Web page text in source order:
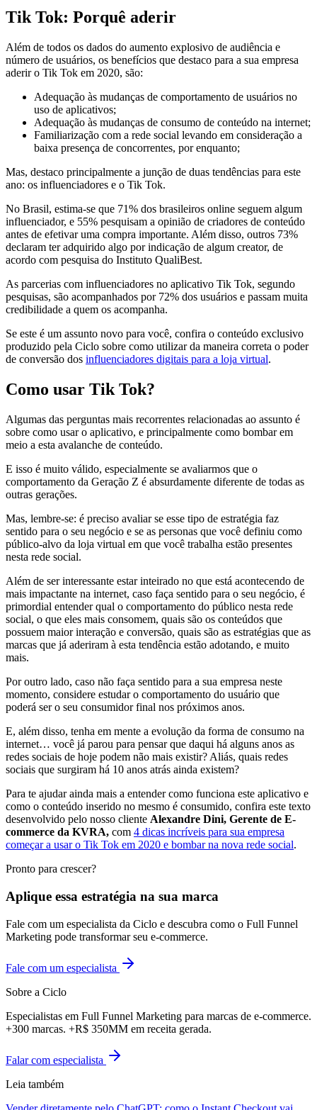
Tik Tok: Porquê aderir
Além de todos os dados do aumento explosivo de audiência e
número de usuários, os benefícios que destaco para a sua empresa
aderir o Tik Tok em 2020, são:
Adequação às mudanças de comportamento de usuários no
uso de aplicativos;
Adequação às mudanças de consumo de conteúdo na internet;
Familiarização com a rede social levando em consideração a
baixa presença de concorrentes, por enquanto;
Mas, destaco principalmente a junção de duas tendências para este
ano: os influenciadores e o Tik Tok.
No Brasil, estima-se que 71% dos brasileiros online seguem algum
influenciador, e 55% pesquisam a opinião de criadores de conteúdo
antes de efetivar uma compra importante. Além disso, outros 73%
declaram ter adquirido algo por indicação de algum creator, de
acordo com pesquisa do Instituto QualiBest.
As parcerias com influenciadores no aplicativo Tik Tok, segundo
pesquisas, são acompanhados por 72% dos usuários e passam muita
credibilidade a quem os acompanha.
Se este é um assunto novo para você, confira o conteúdo exclusivo
produzido pela Ciclo sobre como utilizar da maneira correta o poder
de conversão dos influenciadores digitais para a loja virtual.
Como usar Tik Tok?
Algumas das perguntas mais recorrentes relacionadas ao assunto é
sobre como usar o aplicativo, e principalmente como bombar em
meio a esta avalanche de conteúdo.
E isso é muito válido, especialmente se avaliarmos que o
comportamento da Geração Z é absurdamente diferente de todas as
outras gerações.
Mas, lembre-se: é preciso avaliar se esse tipo de estratégia faz
sentido para o seu negócio e se as personas que você definiu como
público-alvo da loja virtual em que você trabalha estão presentes
nesta rede social.
Além de ser interessante estar inteirado no que está acontecendo de
mais impactante na internet, caso faça sentido para o seu negócio, é
primordial entender qual o comportamento do público nesta rede
social, o que eles mais consomem, quais são os conteúdos que
possuem maior interação e conversão, quais são as estratégias que as
marcas que já aderiram à esta tendência estão adotando, e muito
mais.
Por outro lado, caso não faça sentido para a sua empresa neste
momento, considere estudar o comportamento do usuário que
poderá ser o seu consumidor final nos próximos anos.
E, além disso, tenha em mente a evolução da forma de consumo na
internet… você já parou para pensar que daqui há alguns anos as
redes sociais de hoje podem não mais existir? Aliás, quais redes
sociais que surgiram há 10 anos atrás ainda existem?
Para te ajudar ainda mais a entender como funciona este aplicativo e
como o conteúdo inserido no mesmo é consumido, confira este texto
desenvolvido pelo nosso cliente Alexandre Dini, Gerente de E-
commerce da KVRA, com 4 dicas incríveis para sua empresa
começar a usar o Tik Tok em 2020 e bombar na nova rede social.
Pronto para crescer?
Aplique essa estratégia na sua marca
Fale com um especialista da Ciclo e descubra como o Full Funnel
Marketing pode transformar seu e-commerce.
Fale com um especialista
Sobre a Ciclo
Especialistas em Full Funnel Marketing para marcas de e-commerce.
+300 marcas. +R$ 350MM em receita gerada.
Falar com especialista
Leia também